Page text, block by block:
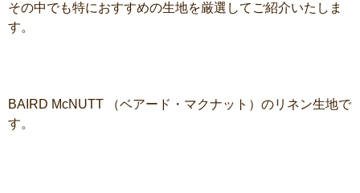
その中でも特におすすめの生地を厳選してご紹介いたしま
す。
BAIRD McNUTT
（ベアード・マクナット）のリネン生地で
す。